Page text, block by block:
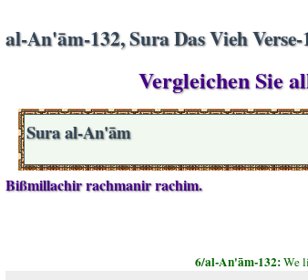
al-An'ām-132, Sura Das Vieh Verse-
Vergleichen Sie
Sura al-An'ām
Bißmillachir rachmanir rachim.
6/al-An'ām-132:We